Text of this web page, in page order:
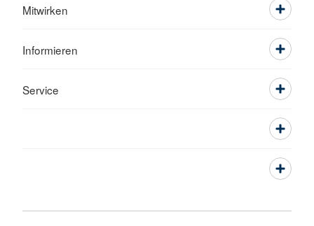
Mitwirken
Informieren
Service